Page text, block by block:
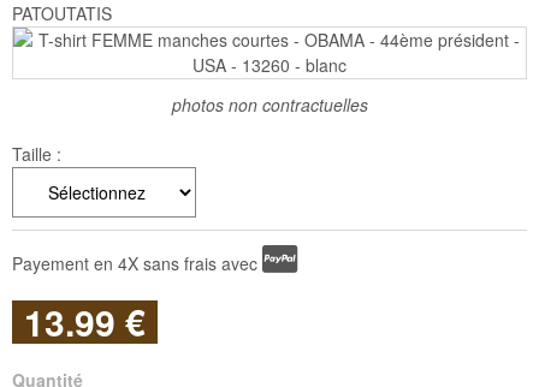
PATOUTATIS
photos non contractuelles
Taille :
Payement en 4X sans frais avec
13.99 €
Quantité